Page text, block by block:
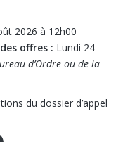
2026 à 12h00
offres : Lundi 24
d’Ordre ou de la
du dossier d’appel